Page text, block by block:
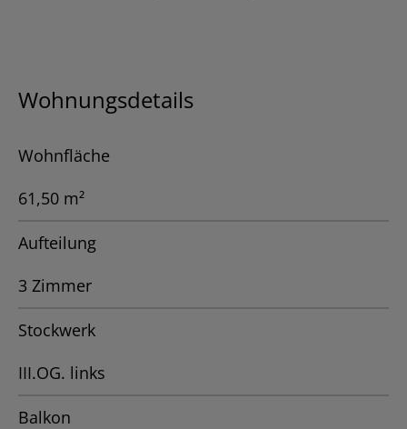
Wohnungsdetails
Wohnfläche
61,50 m²
Aufteilung
3 Zimmer
Stockwerk
III.OG. links
Balkon